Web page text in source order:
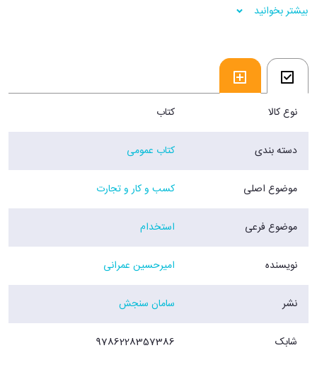
اقتصاد، حسابداری، مدیریت، صنایع، کامپیوتر و… برای دستیابی به قبولی در
آزمون های مربوطه می‌توانند از این محصول استفاده کنند و شاهد کسب
لازم به ذکر است این پکیج از بهترین منابع آزمون به شمار می رود چرا که
درسنامه ی جامع و پاسخنامه ی کاملا تشریحی، مزیت استفاده از آن را
دوچندان می‌کند.
فروشگاه اینترنتی 30بوک
بیشتر بخوانید
نوع کالا کتاب
دسته بندی کتاب عمومی
موضوع اصلی کسب و کار و تجارت
موضوع فرعی استخدام
نویسنده امیرحسین عمرانی
نشر سامان سنجش
شابک 9786228357386